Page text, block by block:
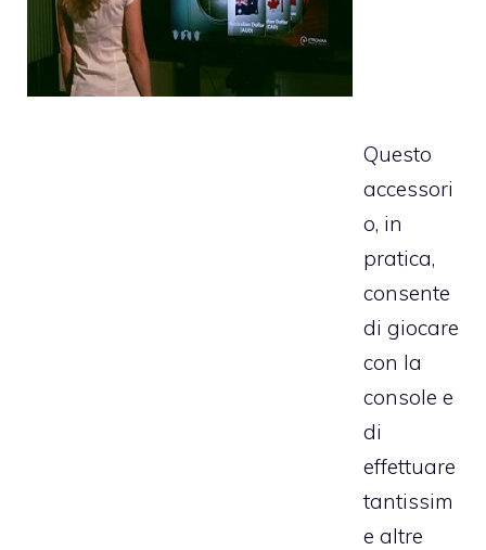
Questo
accessori
o, in
pratica,
consente
di giocare
con la
console e
di
effettuare
tantissim
e altre